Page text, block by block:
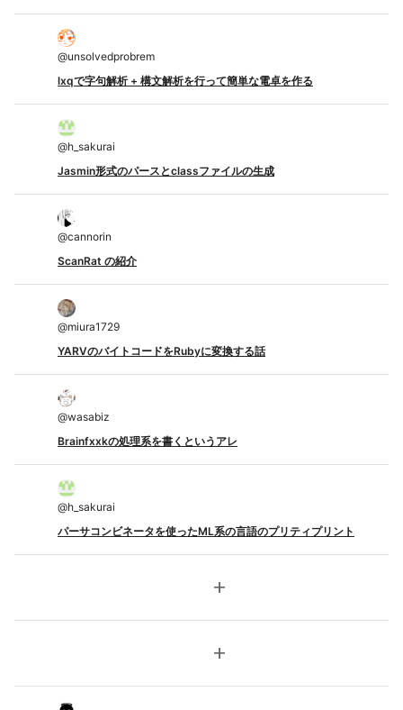
@unsolvedprobrem
lxqで字句解析 + 構文解析を行って簡単な電卓を作る
@h_sakurai
Jasmin形式のパースとclassファイルの生成
@cannorin
ScanRat の紹介
@miura1729
YARVのバイトコードをRubyに変換する話
@wasabiz
Brainfxxkの処理系を書くというアレ
@h_sakurai
パーサコンビネータを使ったML系の言語のプリティプリント
add
add